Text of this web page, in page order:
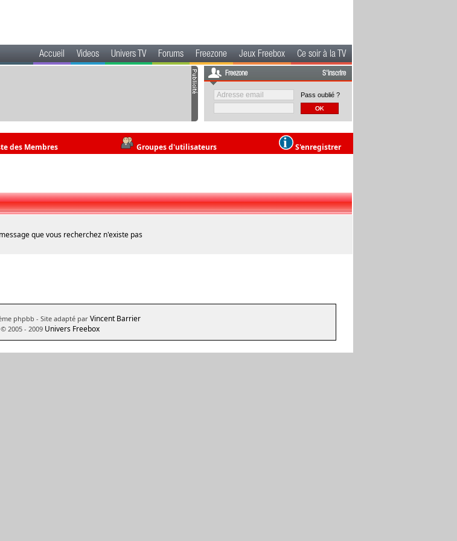
Accueil Videos Univers TV Forums Freezone Jeux Freebox Ce soir à la TV
Freezone S'inscrire
Pass oublié ?
des Membres Groupes d'utilisateurs S'enregistrer
que vous recherchez n'existe pas
phpbb - Site adapté par Vincent Barrier
© 2005 - 2009 Univers Freebox